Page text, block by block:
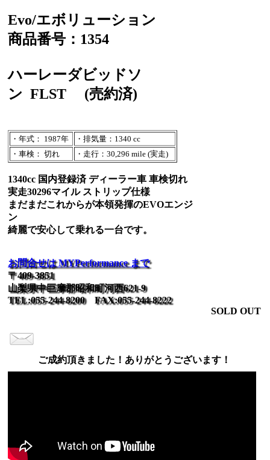
Evo/エボリューション
商品番号：1354
ハーレーダビッドソ
ン FLST (売約済)
・年式： 1987年
・排気量：1340 cc
・車検： 切れ
・走行：30,296 mile (実走)
1340cc 国内登録済 ディーラー車 車検切れ
実走30296マイル ストリップ仕様
まだまだこれからが本領発揮のEVOエンジ
ン
綺麗で安心して乗れる一台です。
お問合せは MYPerformance まで
〒409-3851
山梨県中巨摩郡昭和町河西621-9
TEL:055-244-8200 FAX:055-244-8222
SOLD OUT
ご成約頂きました！ありがとうございます！